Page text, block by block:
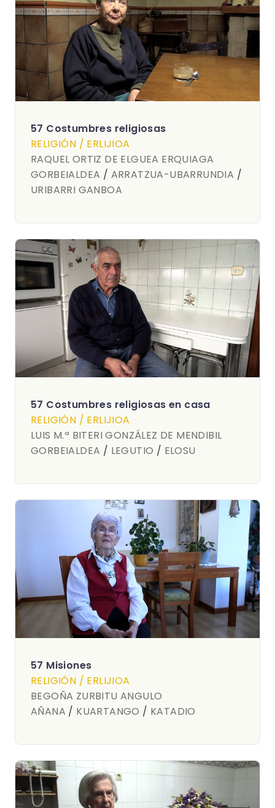
57 Costumbres religiosas
RELIGIÓN / ERLIJIOA
RAQUEL ORTIZ DE ELGUEA ERQUIAGA
GORBEIALDEA / ARRATZUA-UBARRUNDIA /
URIBARRI GANBOA
57 Costumbres religiosas en casa
RELIGIÓN / ERLIJIOA
LUIS M.ª BITERI GONZÁLEZ DE MENDIBIL
GORBEIALDEA / LEGUTIO / ELOSU
57 Misiones
RELIGIÓN / ERLIJIOA
BEGOÑA ZURBITU ANGULO
AÑANA / KUARTANGO / KATADIO